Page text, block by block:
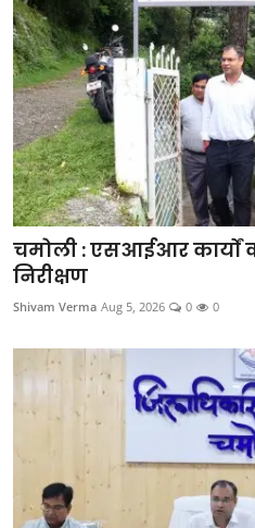
खेल
Videos
अपना राज्य - अपना शहर
जॉब - कैरियर
सिनेमा
विचार वार्ता
टेक्नोलॉजी
उत्तर प्रदेश
चमोली : एसआईआर कार्यों
निरीक्षण
Shivam Verma Aug 5, 2026 0 0